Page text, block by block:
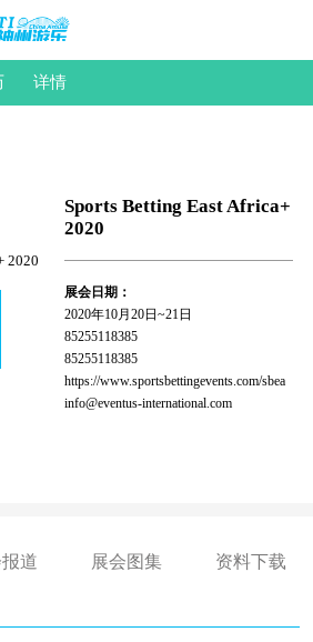
详情
2020
Sports Betting East Africa+
2020
展会日期：
2020年10月20日~21日
85255118385
85255118385
https://www.sportsbettingevents.com/sbea
info@eventus-international.com
道 展会图集 资料下载